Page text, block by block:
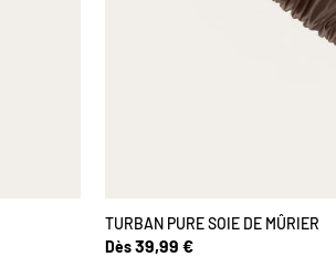
TURBAN PURE SOIE DE MÛRIER
Dès39,99 €